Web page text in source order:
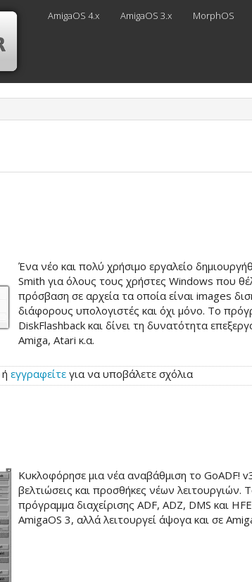
AmigaOS 4.x AmigaOS 3.x MorphOS
Ένα νέο και πολύ χρήσιμο εργαλείο
Smith για όλους τους χρήστες Windows που
πρόσβαση σε αρχεία τα οποία είναι images
διάφορους υπολογιστές και όχι μόνο. Το
DiskFlashback και δίνει τη δυνατότητα
Amiga, Atari κ.α.
ή εγγραφείτε για να υποβάλετε σχόλια
Κυκλοφόρησε μια νέα αναβάθμιση το GoADF!
βελτιώσεις και προσθήκες νέων λειτουργιών.
πρόγραμμα διαχείρισης ADF, ADZ, DMS και
AmigaOS 3, αλλά λειτουργεί άψογα και σε